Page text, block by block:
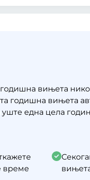
вињета
годишна вињета
една цела
време